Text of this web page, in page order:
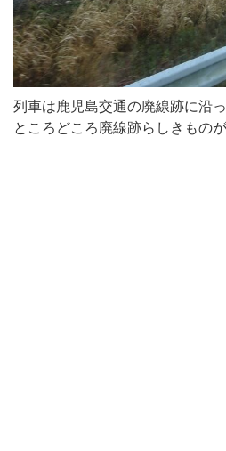
列車は鹿児島交通の廃線跡に沿っ
ところどころ廃線跡らしきもの